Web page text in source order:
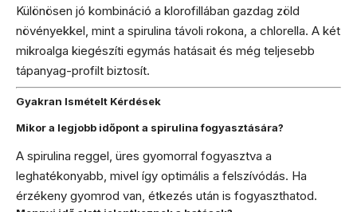
Különösen jó kombináció a klorofillában gazdag zöld
növényekkel, mint a spirulina távoli rokona, a chlorella. A két
mikroalga kiegészíti egymás hatásait és még teljesebb
tápanyag-profilt biztosít.
Gyakran Ismételt Kérdések
Mikor a legjobb időpont a spirulina fogyasztására?
A spirulina reggel, üres gyomorral fogyasztva a
leghatékonyabb, mivel így optimális a felszívódás. Ha
érzékeny gyomrod van, étkezés után is fogyaszthatod.